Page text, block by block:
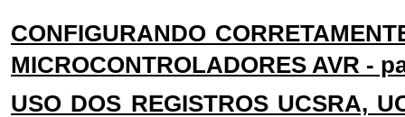
CONFIGURANDO
MICROCONTROLADORES AVR -
USO DOS REGISTROS UCSRA,